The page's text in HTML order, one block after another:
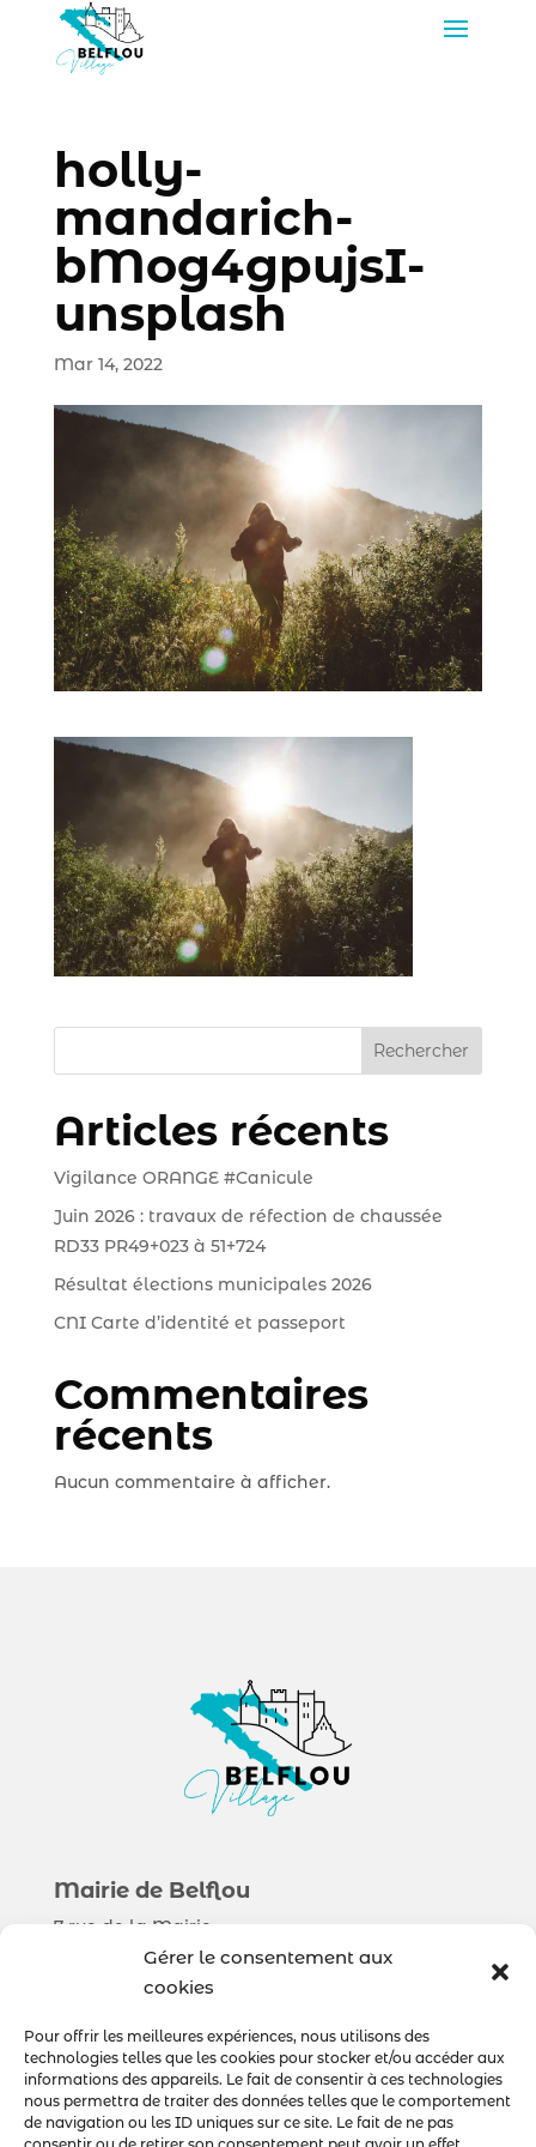
Gérer le consentement aux
cookies
Pour offrir les meilleures expériences, nous utilisons des
technologies telles que les cookies pour stocker et/ou accéder aux
informations des appareils. Le fait de consentir à ces technologies
nous permettra de traiter des données telles que le comportement
de navigation ou les ID uniques sur ce site. Le fait de ne pas
holly-
mandarich-
bMog4gpujsI-
unsplash
Mar 14, 2022
Rechercher
Articles récents
Vigilance ORANGE #Canicule
Juin 2026 : travaux de réfection de chaussée
RD33 PR49+023 à 51+724
Résultat élections municipales 2026
CNI Carte d’identité et passeport
Commentaires
récents
Aucun commentaire à afficher.
Mairie de Belflou
7 rue de la Mairie
11410 Belflou
Municipalité
Sorties & Découverte
Au quotidien